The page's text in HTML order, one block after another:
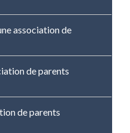
association de
de parents
de parents